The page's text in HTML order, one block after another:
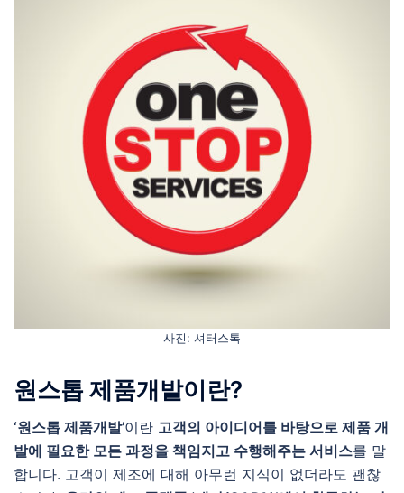
사진: 셔터스톡
원스톱 제품개발이란?
‘원스톱 제품개발’이란 고객의 아이디어를 바탕으로 제품 개
발에 필요한 모든 과정을 책임지고 수행해주는 서비스를 말
합니다. 고객이 제조에 대해 아무런 지식이 없더라도 괜찮